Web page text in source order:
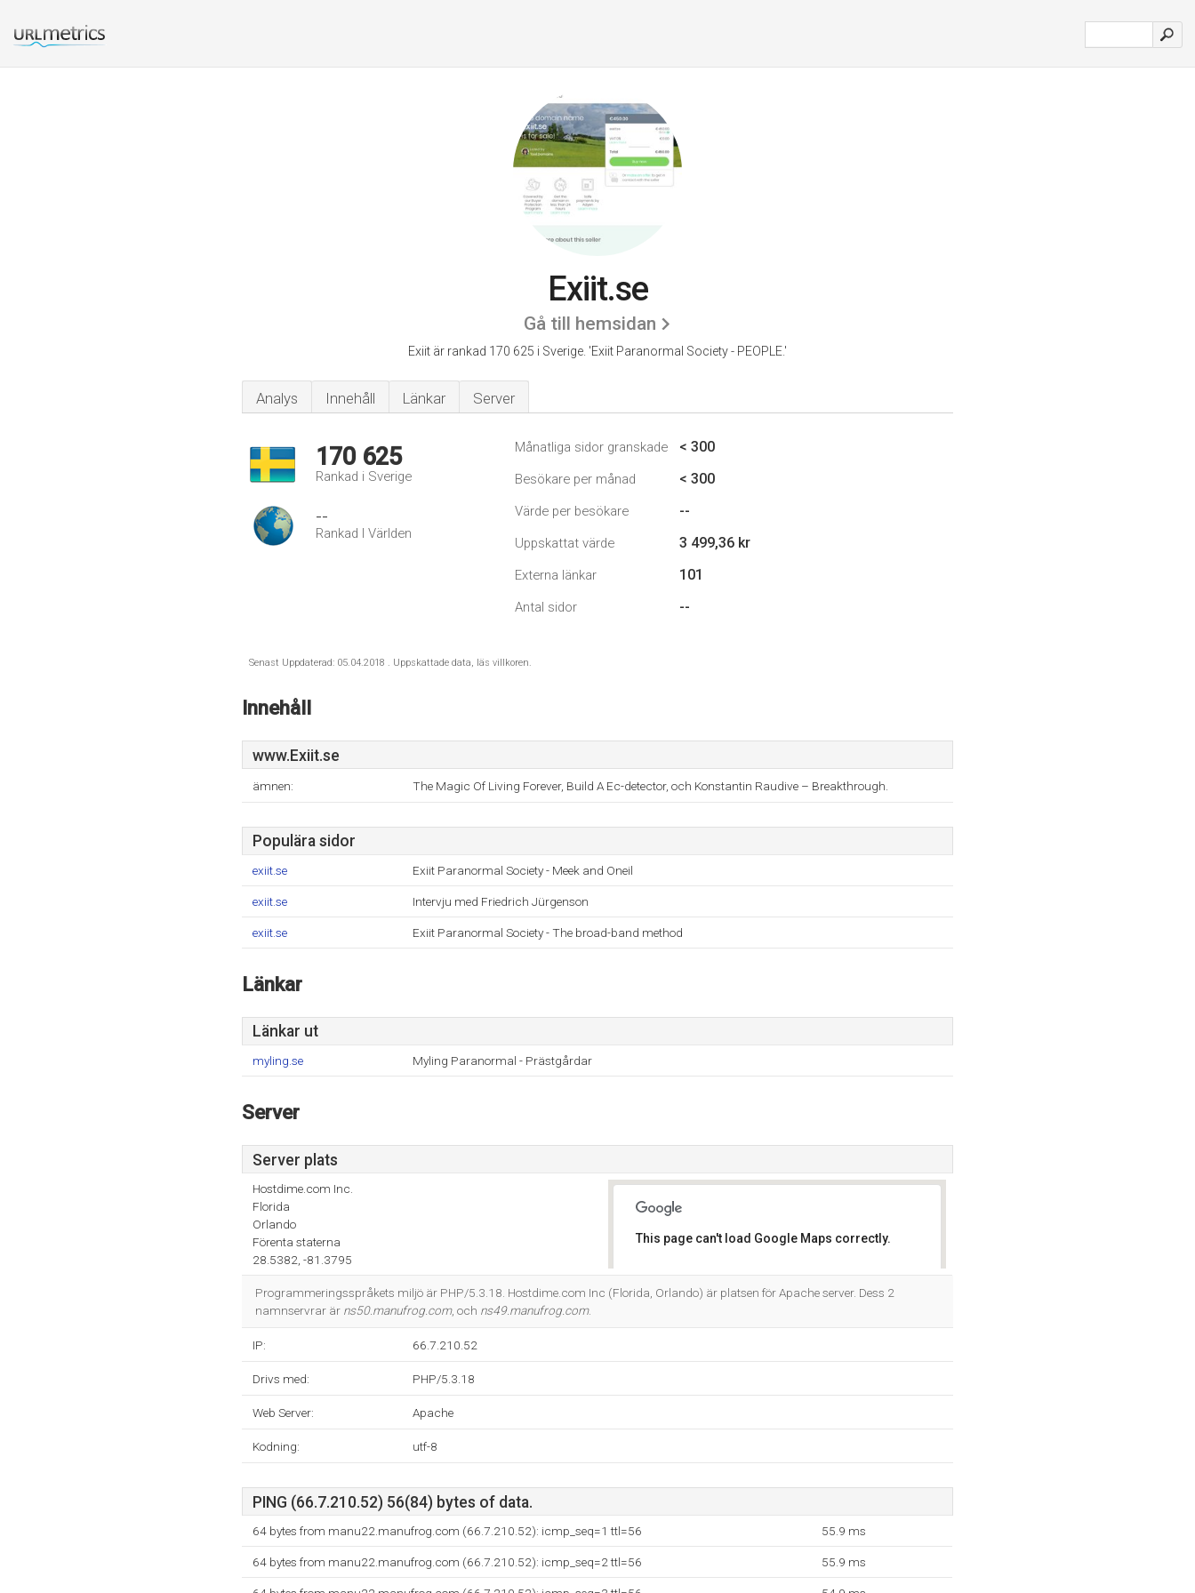
Exiit.se
Gå till hemsidan
Exiit är rankad 170 625 i Sverige. 'Exiit Paranormal Society - PEOPLE.'
Analys Innehåll Länkar Server
170 625
Rankad i Sverige
--
Rankad I Världen
Månatliga sidor granskade < 300
Besökare per månad < 300
Värde per besökare --
Uppskattat värde 3 499,36 kr
Externa länkar 101
Antal sidor --
Senast Uppdaterad: 05.04.2018 . Uppskattade data, läs villkoren.
Innehåll
www.Exiit.se
ämnen: The Magic Of Living Forever, Build A Ec-detector, och Konstantin Raudive ‎– Breakthrough.
Populära sidor
exiit.se Exiit Paranormal Society - Meek and Oneil
exiit.se Intervju med Friedrich Jürgenson
exiit.se Exiit Paranormal Society - The broad-band method
Länkar
Länkar ut
myling.se Myling Paranormal - Prästgårdar
Server
Server plats
Hostdime.com Inc.
Florida
Orlando
Förenta staterna
28.5382, -81.3795
This page can't load Google Maps correctly.
Programmeringsspråkets miljö är PHP/5.3.18. Hostdime.com Inc (Florida, Orlando) är platsen för Apache server. Dess 2
namnservrar är ns50.manufrog.com, och ns49.manufrog.com.
IP: 66.7.210.52
Drivs med: PHP/5.3.18
Web Server: Apache
Kodning: utf-8
PING (66.7.210.52) 56(84) bytes of data.
64 bytes from manu22.manufrog.com (66.7.210.52): icmp_seq=1 ttl=56 55.9 ms
64 bytes from manu22.manufrog.com (66.7.210.52): icmp_seq=2 ttl=56 55.9 ms